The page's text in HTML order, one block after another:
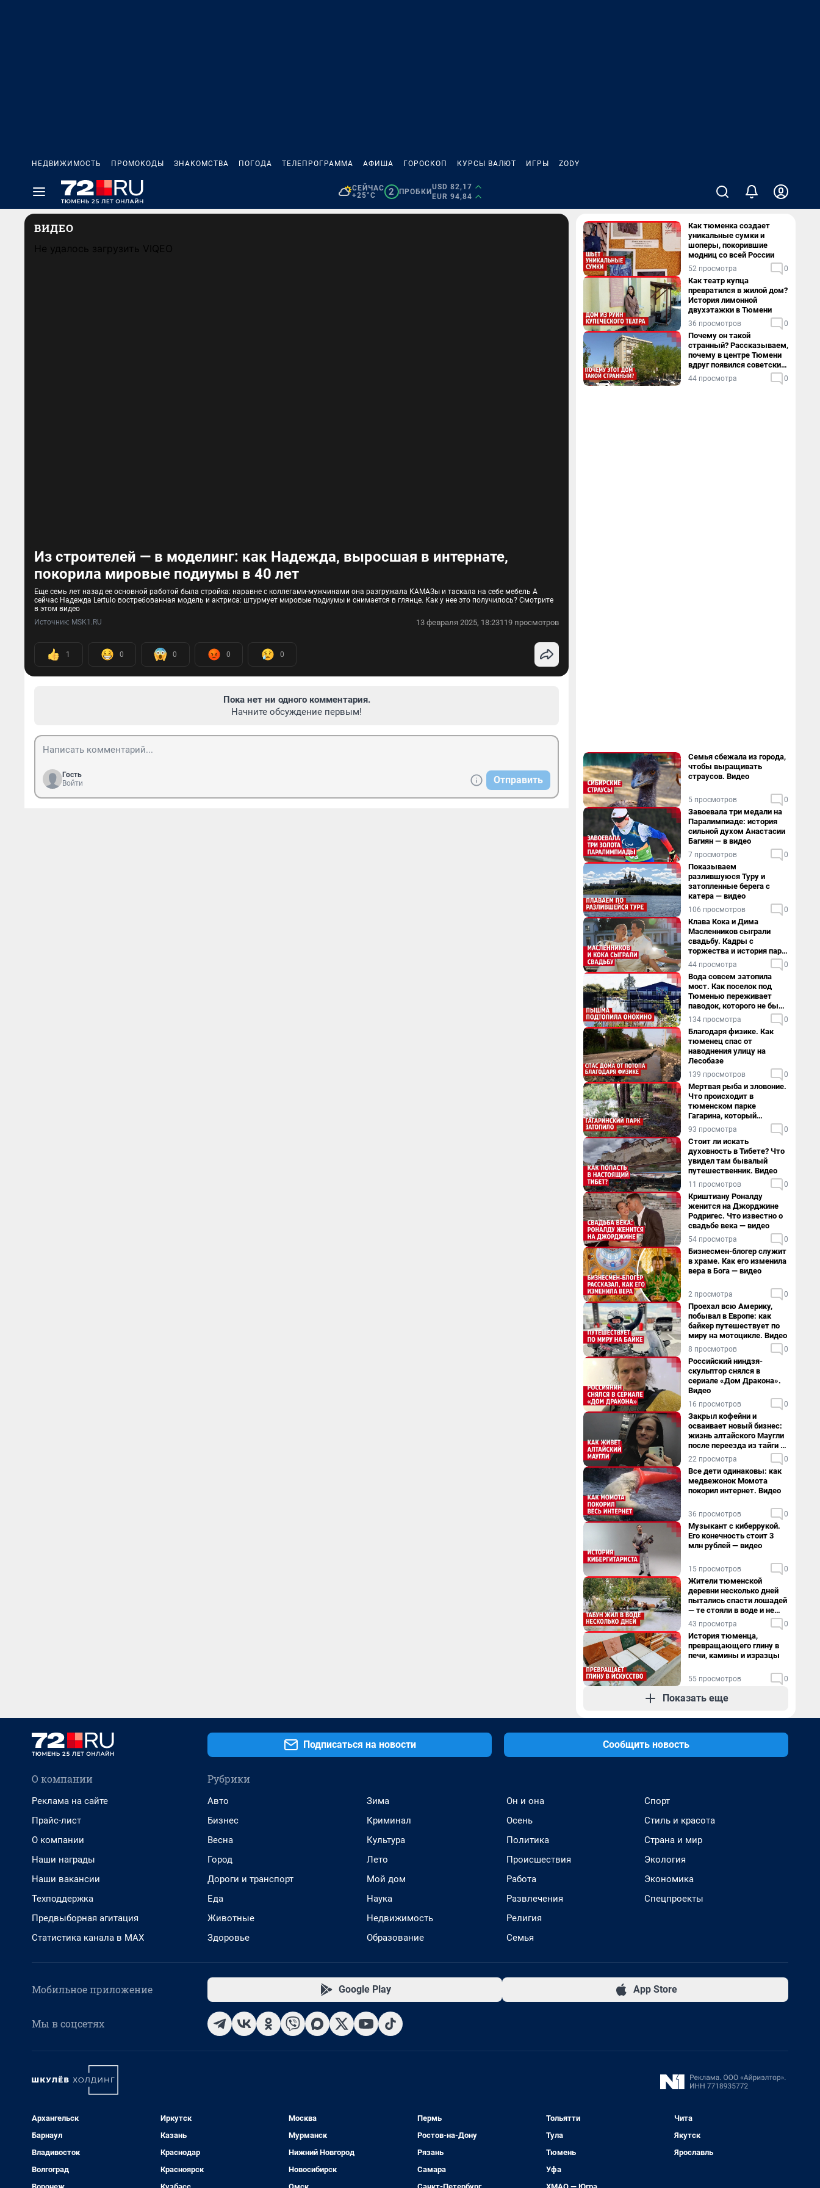
НЕДВИЖИМОСТЬ ПРОМОКОДЫ ЗНАКОМСТВА ПОГОДА ТЕЛЕПРОГРАММА АФИША ГОРОСКОП КУРСЫ ВАЛЮТ ИГРЫ ZODY
СЕЙЧАС
+25°C
2 ПРОБКИ
USD 82,17
EUR 94,84
ВИДЕО
Не удалось загрузить VIQEO
Из строителей — в моделинг: как Надежда, выросшая в интернате,
покорила мировые подиумы в 40 лет
Еще семь лет назад ее основной работой была стройка: наравне с коллегами-мужчинами она разгружала КАМАЗы и таскала на себе мебель А
сейчас Надежда Lertulo востребованная модель и актриса: штурмует мировые подиумы и снимается в глянце. Как у нее это получилось? Смотрите
в этом видео
Источник: MSK1.RU 13 февраля 2025, 18:23119 просмотров
1 0 0 0 0
Пока нет ни одного комментария.
Начните обсуждение первым!
Гость
Войти
Отправить
Как тюменка создает
уникальные сумки и
шоперы, покорившие
модниц со всей России
52 просмотра 0
Как театр купца
превратился в жилой дом?
История лимонной
двухэтажки в Тюмени
36 просмотров 0
Почему он такой
странный? Рассказываем,
почему в центре Тюмени
вдруг появился советский
пентхаус
44 просмотра 0
Семья сбежала из города,
чтобы выращивать
страусов. Видео
5 просмотров 0
Завоевала три медали на
Паралимпиаде: история
сильной духом Анастасии
Багиян — в видео
7 просмотров 0
Показываем
разлившуюся Туру и
затопленные берега с
катера — видео
106 просмотров 0
Клава Кока и Дима
Масленников сыграли
свадьбу. Кадры с
торжества и история пары
— в видео
44 просмотра 0
Вода совсем затопила
мост. Как поселок под
Тюменью переживает
паводок, которого не было
в его истории — репортаж
134 просмотра 0
Благодаря физике. Как
тюменец спас от
наводнения улицу на
Лесобазе
139 просмотров 0
Мертвая рыба и зловоние.
Что происходит в
тюменском парке
Гагарина, который
поглощает черная вода
93 просмотра 0
Стоит ли искать
духовность в Тибете? Что
увидел там бывалый
путешественник. Видео
11 просмотров 0
Криштиану Роналду
женится на Джорджине
Родригес. Что известно о
свадьбе века — видео
54 просмотра 0
Бизнесмен-блогер служит
в храме. Как его изменила
вера в Бога — видео
2 просмотра 0
Проехал всю Америку,
побывал в Европе: как
байкер путешествует по
миру на мотоцикле. Видео
8 просмотров 0
Российский ниндзя-
скульптор снялся в
сериале «Дом Дракона».
Видео
16 просмотров 0
Закрыл кофейни и
осваивает новый бизнес:
жизнь алтайского Маугли
после переезда из тайги в
столицу
22 просмотра 0
Все дети одинаковы: как
медвежонок Момота
покорил интернет. Видео
36 просмотров 0
Музыкант с киберрукой.
Его конечность стоит 3
млн рублей — видео
15 просмотров 0
Жители тюменской
деревни несколько дней
пытались спасти лошадей
— те стояли в воде и не
хотели уходить
43 просмотра 0
История тюменца,
превращающего глину в
печи, камины и изразцы
55 просмотров 0
Показать еще
Подписаться на новости Сообщить новость
О компании
Реклама на сайте
Прайс-лист
О компании
Наши награды
Наши вакансии
Техподдержка
Предвыборная агитация
Статистика канала в MAX
Рубрики
Авто
Бизнес
Весна
Город
Дороги и транспорт
Еда
Животные
Здоровье
Зима
Криминал
Культура
Лето
Мой дом
Наука
Недвижимость
Образование
Он и она
Осень
Политика
Происшествия
Работа
Развлечения
Религия
Семья
Спорт
Стиль и красота
Страна и мир
Экология
Экономика
Спецпроекты
Мобильное приложение Google Play App Store
Мы в соцсетях
Архангельск
Барнаул
Владивосток
Волгоград
Иркутск
Казань
Краснодар
Красноярск
Москва
Мурманск
Нижний Новгород
Новосибирск
Пермь
Ростов-на-Дону
Рязань
Самара
Тольятти
Тула
Тюмень
Уфа
Чита
Якутск
Ярославль